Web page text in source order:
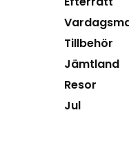
Tillbehör
Jämtland
Resor
Jul